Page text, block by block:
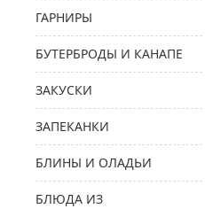
ГАРНИРЫ
БУТЕРБРОДЫ И КАНАПЕ
ЗАКУСКИ
ЗАПЕКАНКИ
БЛИНЫ И ОЛАДЬИ
БЛЮДА ИЗ